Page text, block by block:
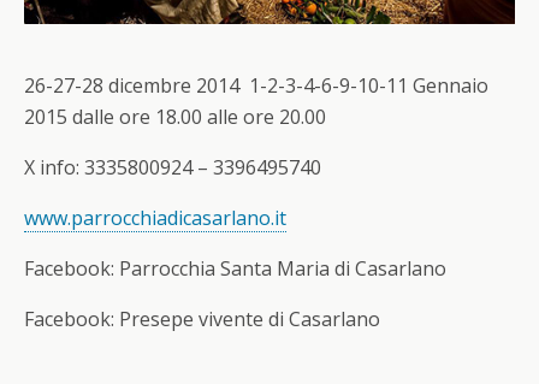
26-27-28 dicembre 2014 1-2-3-4-6-9-10-11 Gennaio
2015 dalle ore 18.00 alle ore 20.00
X info: 3335800924 – 3396495740
www.parrocchiadicasarlano.it
Facebook: Parrocchia Santa Maria di Casarlano
Facebook: Presepe vivente di Casarlano